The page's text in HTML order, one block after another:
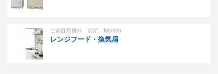
ご家庭用機器 台所 Kitchen
レンジフード・換気扇